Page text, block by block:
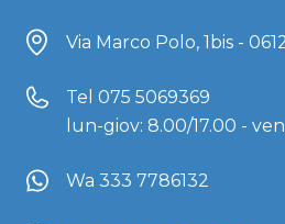
Via Marco Polo, 1bis -
Tel 075 5069369
lun-giov: 8.00/17.00 -
Wa 333 7786132